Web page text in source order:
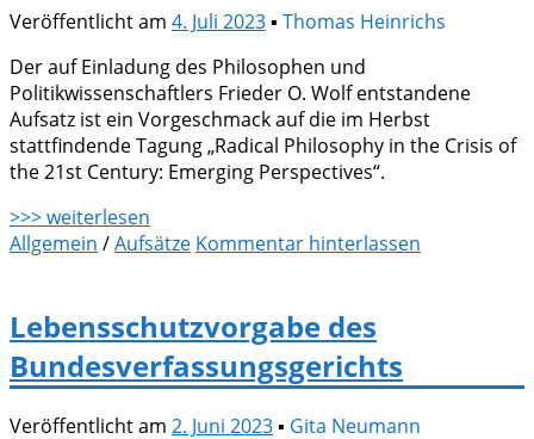
Veröffentlicht am 4. Juli 2023▪ Thomas Heinrichs
Der auf Einladung des Philosophen und
Politikwissenschaftlers Frieder O. Wolf entstandene
Aufsatz ist ein Vorgeschmack auf die im Herbst
stattfindende Tagung „Radical Philosophy in the Crisis of
the 21st Century: Emerging Perspectives“.
>>> weiterlesen
Allgemein /Aufsätze Kommentar hinterlassen
Lebensschutzvorgabe des
Bundesverfassungsgerichts
Veröffentlicht am 2. Juni 2023▪ Gita Neumann